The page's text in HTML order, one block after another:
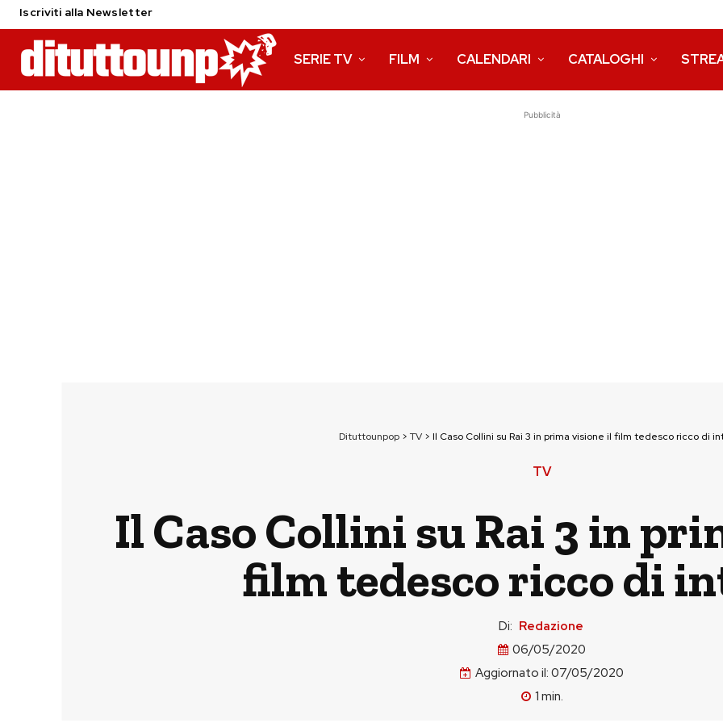
Iscriviti alla Newsletter
SERIE TV FILM CALENDARI CATALOGHI
Pubblicità
Dituttounpop > TV > Il Caso Collini su Rai 3 in prima visione il film tedesco ricco di
TV
Il Caso Collini su Rai 3 in
film tedesco ricco di
Di: Redazione
06/05/2020
Aggiornato il: 07/05/2020
1 min.